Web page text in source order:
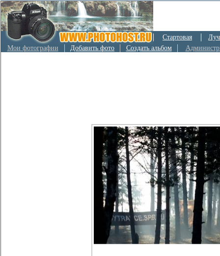
Стартовая
Мои фотографии
Добавить фото Создать альбом